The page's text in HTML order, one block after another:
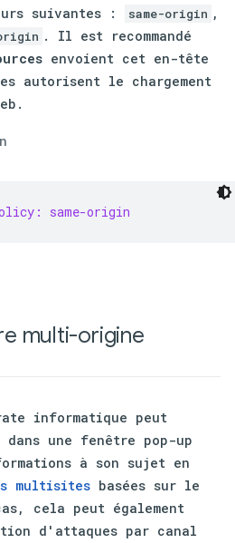
suivantes :
same-origin ,
. Il est recommandé
envoient cet en-tête
autorisent le chargement
same-origin
multi-origine
informatique peut
une fenêtre pop-up
à son sujet en
multisites basées sur le
cela peut également
d'attaques par canal